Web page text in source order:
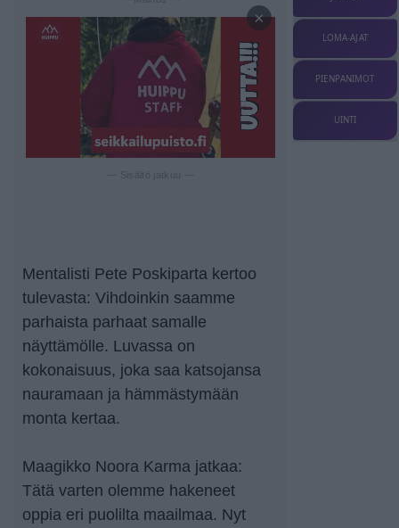
×
Mentalisti Pete Poskiparta kertoo
tulevasta: Vihdoinkin saamme
parhaista parhaat samalle
näyttämölle. Luvassa on
kokonaisuus, joka saa katsojansa
nauramaan ja hämmästymään
monta kertaa.
Maagikko Noora Karma jatkaa:
Tätä varten olemme hakeneet
oppia eri puolilta maailmaa. Nyt
LOMA-AJAT
PIENPANIMOT
UINTI